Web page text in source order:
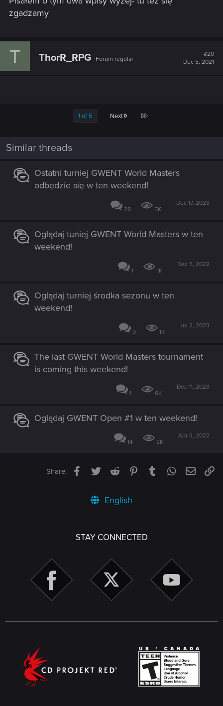
zgadzamy
T ThorR_RPG Forum regular
#20
Dec 5, 2021
1 of 5 Next Last
Similar threads
Ostatni turniej GWENT World Masters
odbędzie się w ten weekend!
28 5K
Dec 17, 2023
Oglądaj tuniej GWENT World Masters w ten
weekend!
1 1K
Dec 5, 2022
Oglądaj turniej środka sezonu w ten
weekend!
9 1K
Jul 2, 2023
The last GWENT World Masters tournament
is coming this weekend!
1 6K
Dec 11, 2023
Oglądaj GWENT Open #1 w ten weekend!
14 2K
Apr 3, 2022
Share: Facebook
TwitterReddit PinterestTumblrWhatsApp
Email
English
STAY CONNECTED